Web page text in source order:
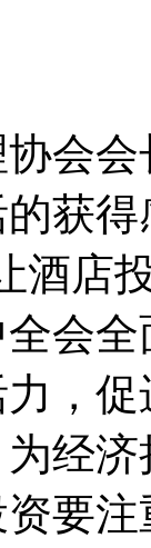
会
获
酒店
会
，
经
要